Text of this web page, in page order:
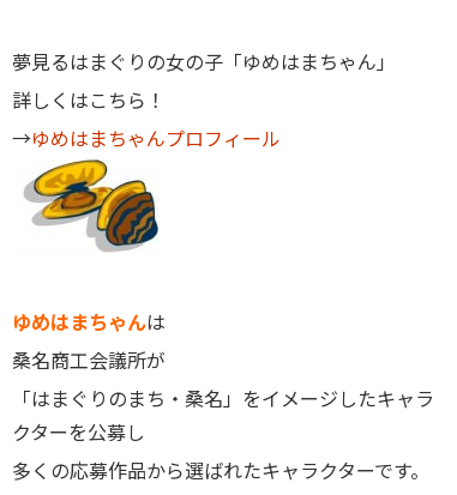
夢見るはまぐりの女の子「ゆめはまちゃん」
詳しくはこちら！
→ゆめはまちゃんプロフィール
ゆめはまちゃんは
桑名商工会議所が
「はまぐりのまち・桑名」をイメージしたキャラ
クターを公募し
多くの応募作品から選ばれたキャラクターです。